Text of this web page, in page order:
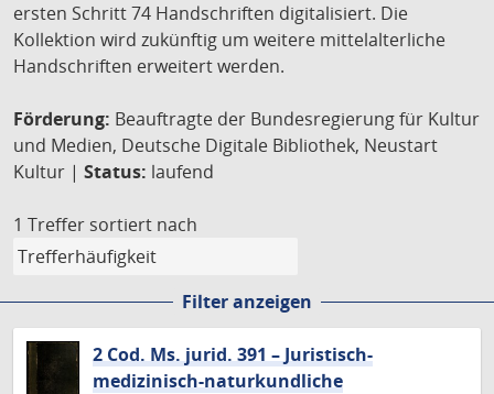
ersten Schritt 74 Handschriften digitalisiert. Die
Kollektion wird zukünftig um weitere mittelalterliche
Handschriften erweitert werden.
Förderung: Beauftragte der Bundesregierung für Kultur
und Medien, Deutsche Digitale Bibliothek, Neustart
Kultur | Status: laufend
1 Treffer sortiert nach
Filter anzeigen
2 Cod. Ms. jurid. 391 – Juristisch-
medizinisch-naturkundliche